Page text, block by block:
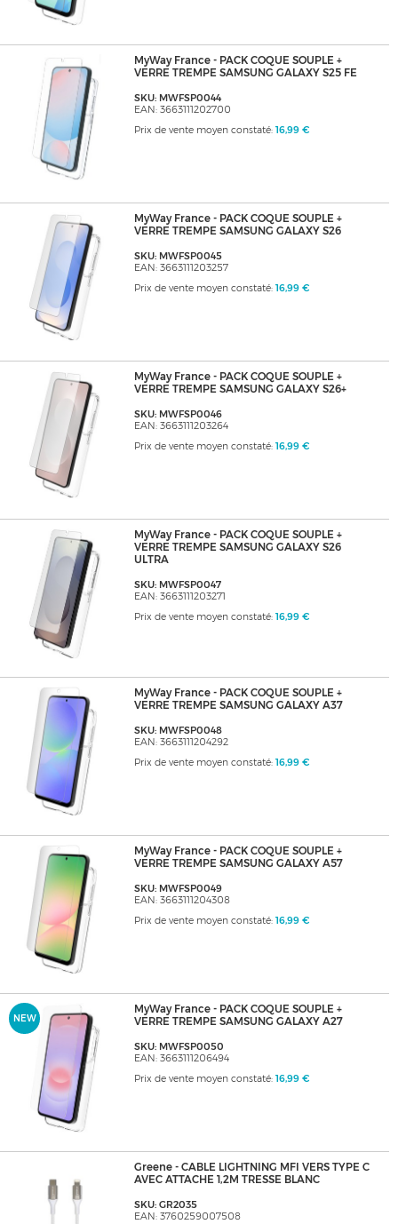
MyWay France - PACK COQUE SOUPLE +
VERRE TREMPE SAMSUNG GALAXY S25 FE
SKU: MWFSP0044
EAN: 3663111202700
Prix de vente moyen constaté: 16,99 €
MyWay France - PACK COQUE SOUPLE +
VERRE TREMPE SAMSUNG GALAXY S26
SKU: MWFSP0045
EAN: 3663111203257
Prix de vente moyen constaté: 16,99 €
MyWay France - PACK COQUE SOUPLE +
VERRE TREMPE SAMSUNG GALAXY S26+
SKU: MWFSP0046
EAN: 3663111203264
Prix de vente moyen constaté: 16,99 €
MyWay France - PACK COQUE SOUPLE +
VERRE TREMPE SAMSUNG GALAXY S26
ULTRA
SKU: MWFSP0047
EAN: 3663111203271
Prix de vente moyen constaté: 16,99 €
MyWay France - PACK COQUE SOUPLE +
VERRE TREMPE SAMSUNG GALAXY A37
SKU: MWFSP0048
EAN: 3663111204292
Prix de vente moyen constaté: 16,99 €
MyWay France - PACK COQUE SOUPLE +
VERRE TREMPE SAMSUNG GALAXY A57
SKU: MWFSP0049
EAN: 3663111204308
Prix de vente moyen constaté: 16,99 €
NEW
MyWay France - PACK COQUE SOUPLE +
VERRE TREMPE SAMSUNG GALAXY A27
SKU: MWFSP0050
EAN: 3663111206494
Prix de vente moyen constaté: 16,99 €
Greene - CABLE LIGHTNING MFI VERS TYPE C
AVEC ATTACHE 1,2M TRESSE BLANC
SKU: GR2035
EAN: 3760259007508